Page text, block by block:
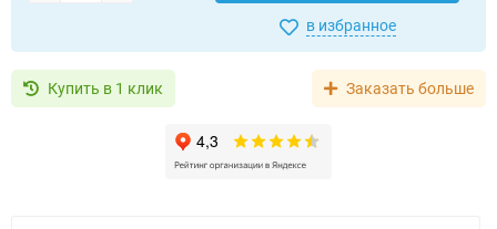
в избранное
Купить в 1 клик Заказать больше